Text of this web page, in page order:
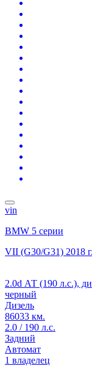
vin
BMW 5 серии
VII (G30/G31) 2018
2.0d АТ (190 л.с.),
черный
Дизель
86033 км.
2.0 / 190 л.с.
Задний
Автомат
1 владелец